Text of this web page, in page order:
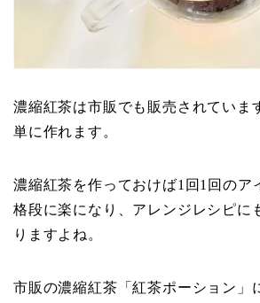
濃縮紅茶は市販でも販売されていま
単に作れます。
濃縮紅茶を作っておけば1回1回のア
格段に楽になり、アレンジレシピに
りますよね。
市販の濃縮紅茶「紅茶ポーション」